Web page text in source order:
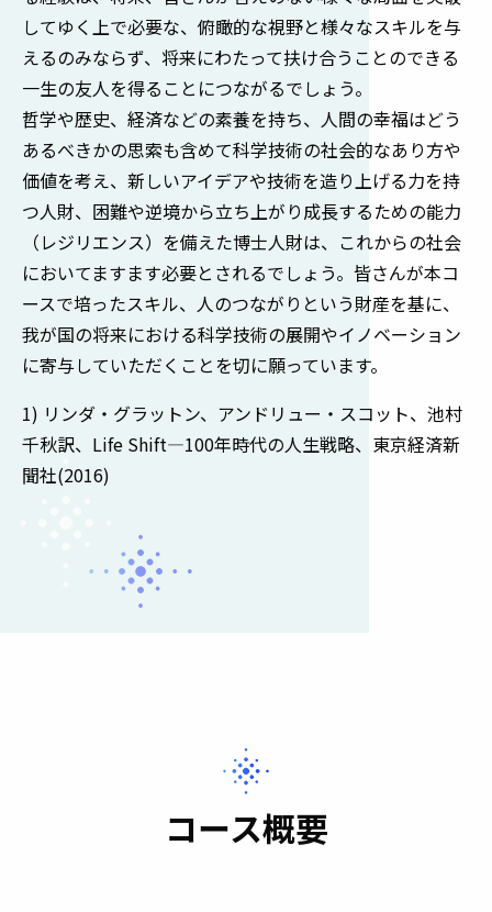
してゆく上で必要な、俯瞰的な視野と様々なスキルを与
えるのみならず、将来にわたって扶け合うことのできる
一生の友人を得ることにつながるでしょう。
哲学や歴史、経済などの素養を持ち、人間の幸福はどう
あるべきかの思索も含めて科学技術の社会的なあり方や
価値を考え、新しいアイデアや技術を造り上げる力を持
つ人財、困難や逆境から立ち上がり成長するための能力
（レジリエンス）を備えた博士人財は、これからの社会
においてますます必要とされるでしょう。皆さんが本コ
ースで培ったスキル、人のつながりという財産を基に、
我が国の将来における科学技術の展開やイノベーション
に寄与していただくことを切に願っています。
1) リンダ・グラットン、アンドリュー・スコット、池村
千秋訳、Life Shift―100年時代の人生戦略、東京経済新
聞社(2016)
コース概要